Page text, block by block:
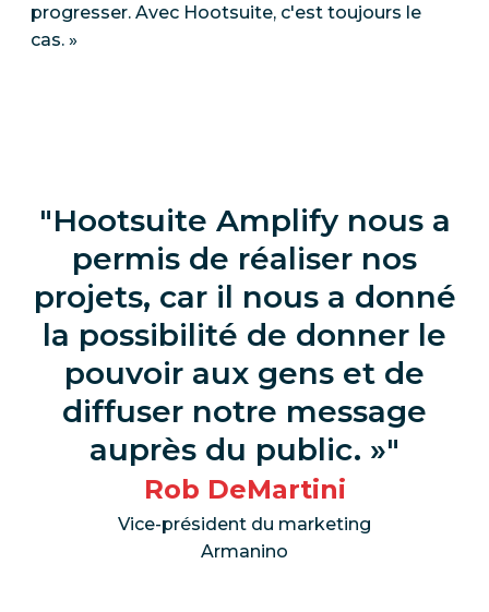
progresser. Avec Hootsuite, c'est toujours le
cas. »
Hootsuite Amplify nous a
permis de réaliser nos
projets, car il nous a donné
la possibilité de donner le
pouvoir aux gens et de
diffuser notre message
auprès du public. »
Rob DeMartini
Vice-président du marketing
Armanino